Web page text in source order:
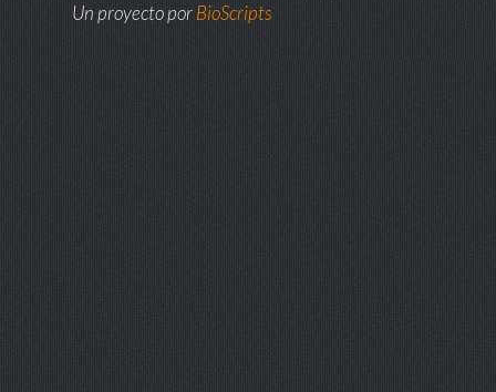
Un proyecto porBioScripts